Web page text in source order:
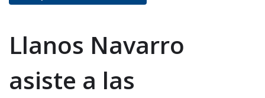
Llanos Navarro
asiste a las